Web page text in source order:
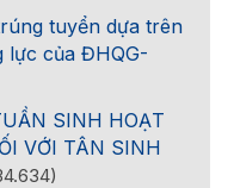
tuyển dựa trên
lực của ĐHQG-
SINH HOẠT
VỚI TÂN SINH